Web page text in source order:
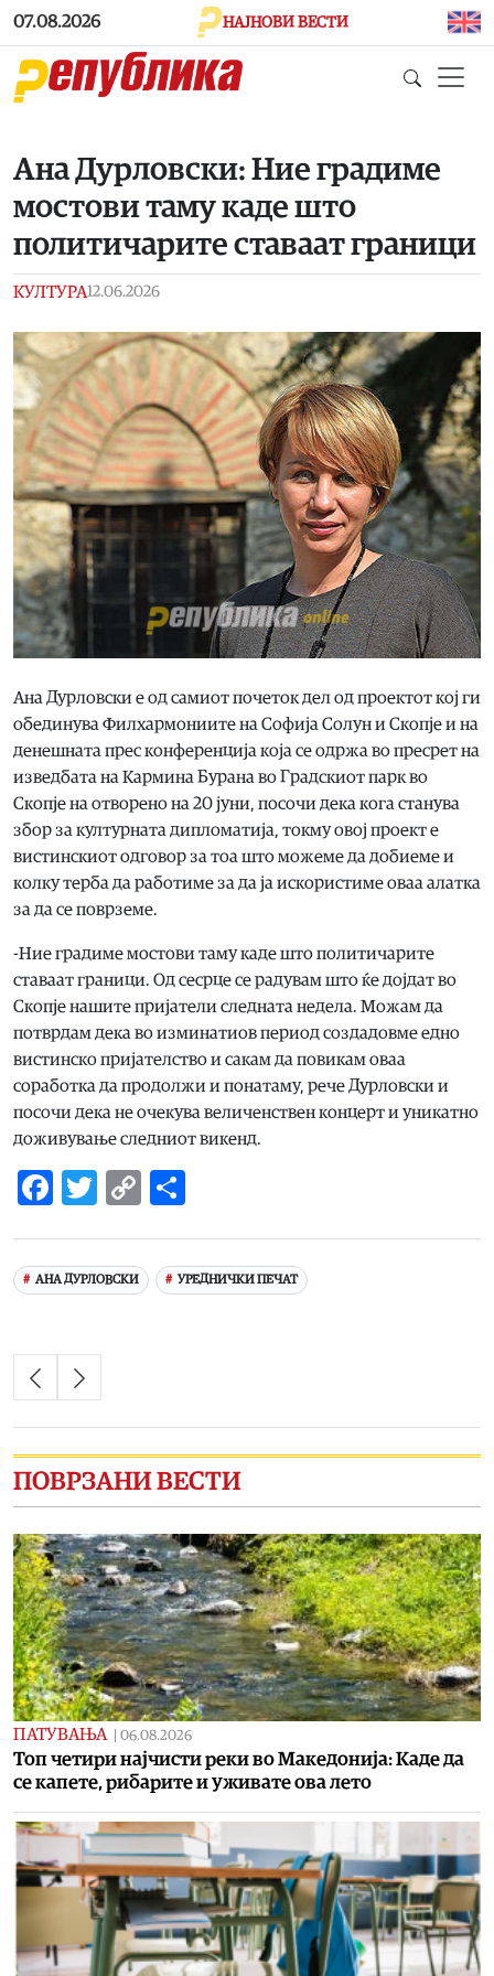
Skip to main content
07.08.2026 НАЈНОВИ ВЕСТИ
Ана Дурловски: Ние градиме
мостови таму каде што
политичарите ставаат граници
КУЛТУРА12.06.2026
Ана Дурловски е од самиот почеток дел од проектот кој ги
обединува Филхармониите на Софија Солун и Скопје и на
денешната прес конференција која се одржа во пресрет на
изведбата на Кармина Бурана во Градскиот парк во
Скопје на отворено на 20 јуни, посочи дека кога станува
збор за културната дипломатија, токму овој проект е
вистинскиот одговор за тоа што можеме да добиеме и
колку терба да работиме за да ја искористиме оваа алатка
за да се поврземе.
-Ние градиме мостови таму каде што политичарите
ставаат граници. Од сесрце се радувам што ќе дојдат во
Скопје нашите пријатели следната недела. Можам да
потврдам дека во изминатиов период создадовме едно
вистинско пријателство и сакам да повикам оваа
соработка да продолжи и понатаму, рече Дурловски и
посочи дека не очекува величенствен концерт и уникатно
доживување следниот викенд.
Facebook
Twitter
Copy
АНА ДУРЛОВСКИ УРЕДНИЧКИ ПЕЧАТ
ПОВРЗАНИ ВЕСТИ
ПАТУВАЊА | 06.08.2026
Топ четири најчисти реки во Македонија: Каде да
се капете, рибарите и уживате ова лето